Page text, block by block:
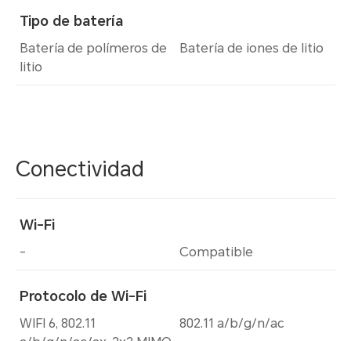
Tipo de batería
Batería de polímeros de
litio
Batería de iones de litio
Conectividad
Wi-Fi
-
Protocolo de Wi-Fi
WIFI 6, 802.11
Compatible
802.11 a/b/g/n/ac